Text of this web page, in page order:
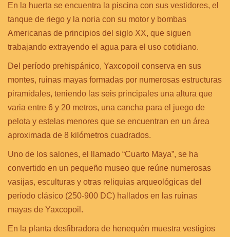
En la huerta se encuentra la piscina con sus vestidores, el
tanque de riego y la noria con su motor y bombas
Americanas de principios del siglo XX, que siguen
trabajando extrayendo el agua para el uso cotidiano.
Del período prehispánico, Yaxcopoil conserva en sus
montes, ruinas mayas formadas por numerosas estructuras
piramidales, teniendo las seis principales una altura que
varia entre 6 y 20 metros, una cancha para el juego de
pelota y estelas menores que se encuentran en un área
aproximada de 8 kilómetros cuadrados.
Uno de los salones, el llamado “Cuarto Maya”, se ha
convertido en un pequeño museo que reúne numerosas
vasijas, esculturas y otras reliquias arqueológicas del
período clásico (250-900 DC) hallados en las ruinas
mayas de Yaxcopoil.
En la planta desfibradora de henequén muestra vestigios